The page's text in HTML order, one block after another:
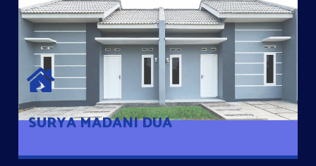
SURYA MADANI DUA
SURYA MADANI DUA
Satu-satunya Hunian nyaman dengan harga subsidi hanya 100
jutaan dengan lokasi strategis di Tuban